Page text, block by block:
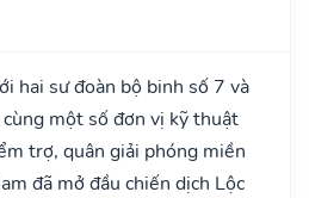
hai sư đoàn bộ binh số 7 và
một số đơn vị kỹ thuật
trợ, quân giải phóng miền
đã mở đầu chiến dịch Lộc